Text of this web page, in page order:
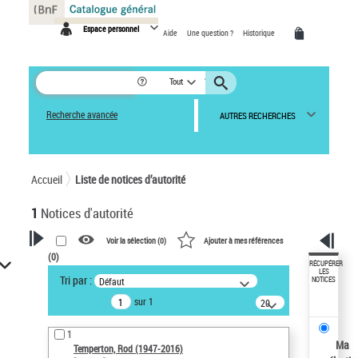
Espace personnel Aide Une question ? Historique
Tout
Recherche avancée AUTRES RECHERCHES
Accueil Liste de notices d’autorité
1 Notices d'autorité
VOTRE RECHERCHE
Recherche avancée dans les
notices d’autorité
Œuvres liées à l'auteur :
Temperton, Rod (1947-2016)
Voir la sélection (0) Ajouter à mes références
(0)
Tri par : Défaut
sur 1
20
résultats/page
1
Temperton, Rod (1947-2016)
RÉCUPÉRER
LES
NOTICES
Ma
Panneau de gestion des cookies